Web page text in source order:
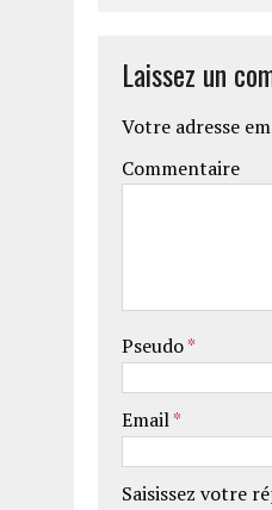
Laissez un
Votre adresse
Commentaire
Pseudo*
Email*
Saisissez votre